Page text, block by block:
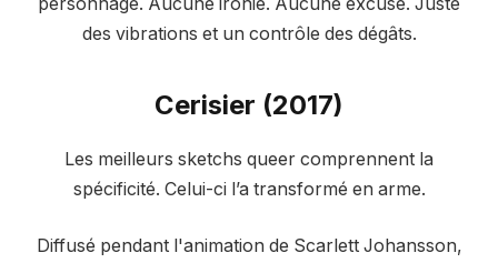
personnage. Aucune ironie. Aucune excuse. Juste
des vibrations et un contrôle des dégâts.
Cerisier (2017)
Les meilleurs sketchs queer comprennent la
spécificité. Celui-ci l’a transformé en arme.
Diffusé pendant l'animation de Scarlett Johansson,